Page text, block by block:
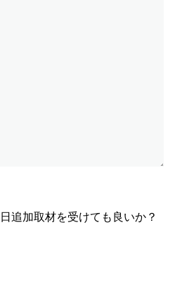
追加取材を受けても良いか？